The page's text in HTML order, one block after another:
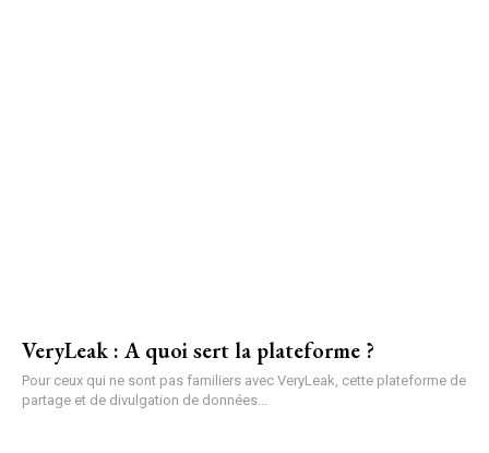
VeryLeak : A quoi sert la plateforme ?
Pour ceux qui ne sont pas familiers avec VeryLeak, cette plateforme de
partage et de divulgation de données...